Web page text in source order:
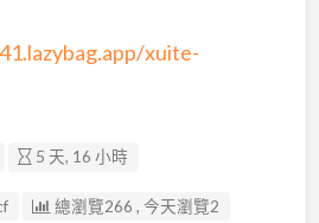
xuite-
5 天, 16 小時
總瀏覽266 , 今天瀏覽2